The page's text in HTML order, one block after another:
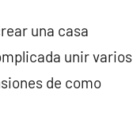
una casa
unir varios
de como